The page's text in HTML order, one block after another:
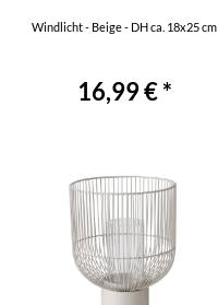
Windlicht - Beige - DH ca. 18x25 cm
16,99 € *